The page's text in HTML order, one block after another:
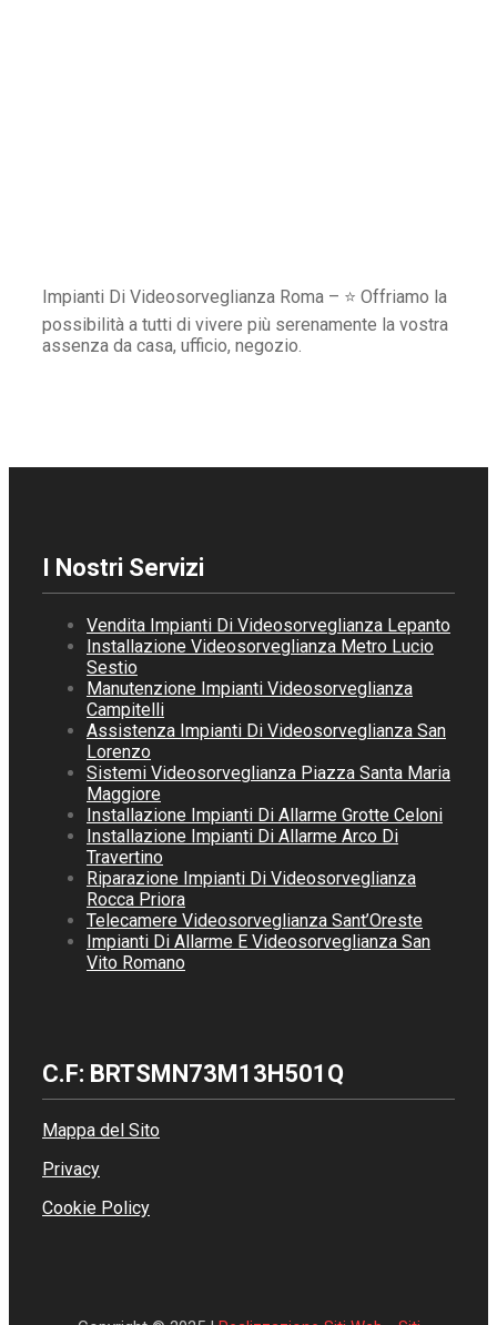
Impianti Di Videosorveglianza Roma – ⭐ Offriamo la
possibilità a tutti di vivere più serenamente la vostra
assenza da casa, ufficio, negozio.
I Nostri Servizi
Vendita Impianti Di Videosorveglianza Lepanto
Installazione Videosorveglianza Metro Lucio
Sestio
Manutenzione Impianti Videosorveglianza
Campitelli
Assistenza Impianti Di Videosorveglianza San
Lorenzo
Sistemi Videosorveglianza Piazza Santa Maria
Maggiore
Installazione Impianti Di Allarme Grotte Celoni
Installazione Impianti Di Allarme Arco Di
Travertino
Riparazione Impianti Di Videosorveglianza
Rocca Priora
Telecamere Videosorveglianza Sant’Oreste
Impianti Di Allarme E Videosorveglianza San
Vito Romano
C.F: BRTSMN73M13H501Q
Mappa del Sito
Privacy
Cookie Policy